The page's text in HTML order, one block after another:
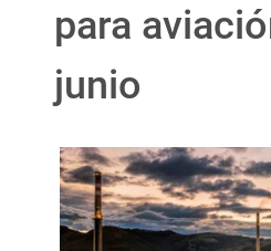
para
junio